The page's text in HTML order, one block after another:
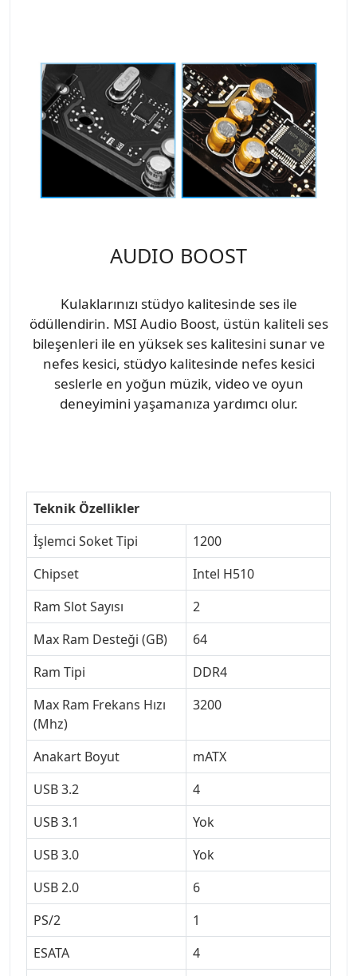
AUDIO BOOST
Kulaklarınızı stüdyo kalitesinde ses ile
ödüllendirin. MSI Audio Boost, üstün kaliteli ses
bileşenleri ile en yüksek ses kalitesini sunar ve
nefes kesici, stüdyo kalitesinde nefes kesici
seslerle en yoğun müzik, video ve oyun
deneyimini yaşamanıza yardımcı olur.
Teknik Özellikler
İşlemci Soket Tipi
1200
Chipset
Intel H510
Ram Slot Sayısı
2
Max Ram Desteği (GB)
64
Ram Tipi
DDR4
Max Ram Frekans Hızı
(Mhz)
3200
Anakart Boyut
mATX
USB 3.2
4
USB 3.1
Yok
USB 3.0
Yok
USB 2.0
6
PS/2
1
ESATA
4